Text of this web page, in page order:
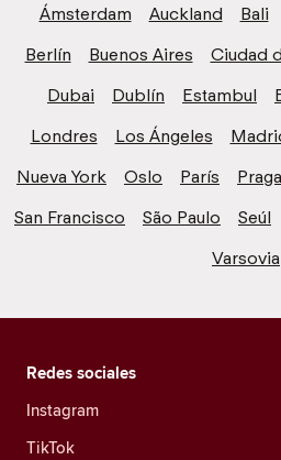
Ámsterdam Auckland Bali
Berlín
Buenos Aires Ciudad
Dubai
Dublín Estambul
Londres
Los Ángeles
Nueva York
Oslo París Praga
San Francisco
São Paulo Seúl
Varsovia
Redes sociales
Instagram
TikTok